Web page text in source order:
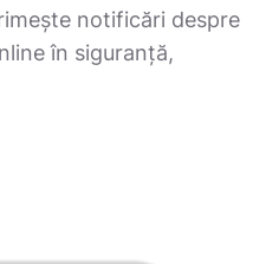
notificări despre
în siguranță,